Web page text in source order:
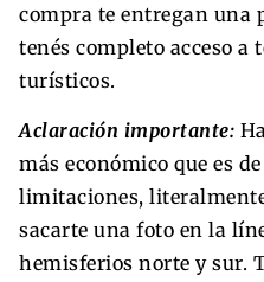
compra te entregan una
tenés completo acceso a
turísticos.
Aclaración importante:
más económico que es
limitaciones,
sacarte una foto en la
hemisferios norte y sur.